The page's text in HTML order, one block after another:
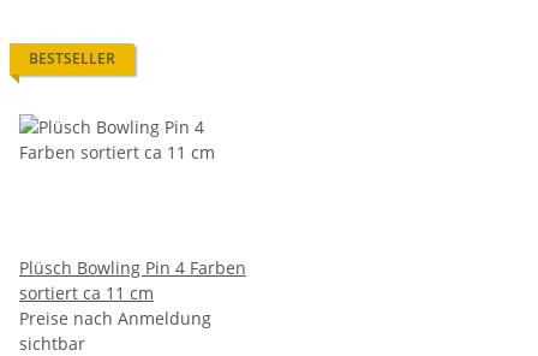
BESTSELLER
Plüsch Bowling Pin 4 Farben
sortiert ca 11 cm
Preise nach Anmeldung
sichtbar